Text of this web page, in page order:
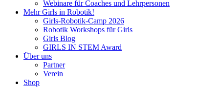
Webinare für Coaches und Lehrpersonen
Mehr Girls in Robotik!
Girls-Robotik-Camp 2026
Robotik Workshops für Girls
Girls Blog
GIRLS IN STEM Award
Über uns
Partner
Verein
Shop